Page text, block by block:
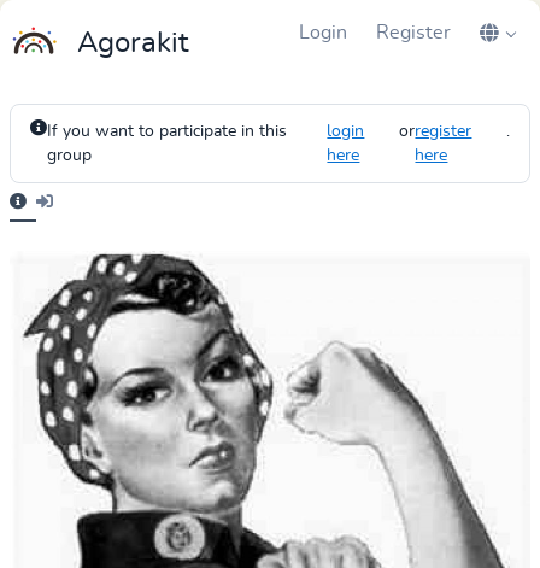
Agorakit Login Register
If you want to participate in this
group
login
here
orregister
here
.